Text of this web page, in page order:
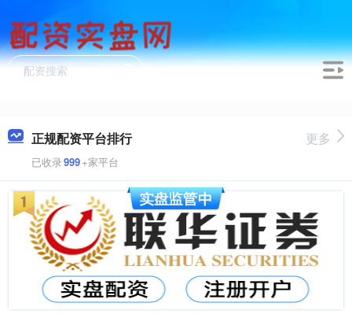
正规配资平台排行
已收录999+家平台
更多